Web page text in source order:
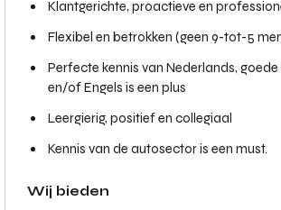
Klantgerichte, proactieve en
Flexibel en betrokken (geen 9-tot-5
Perfecte kennis van Nederlands, goede
en/of Engels is een plus
Leergierig, positief en collegiaal
Kennis van de autosector is een must.
Wij bieden